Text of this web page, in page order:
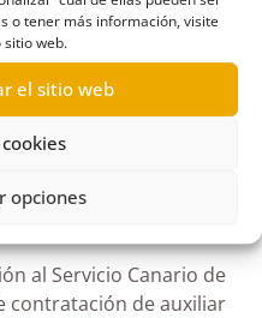
o tener más información, visite
sitio web.
el sitio web
opciones
al Servicio Canario de
contratación de auxiliar